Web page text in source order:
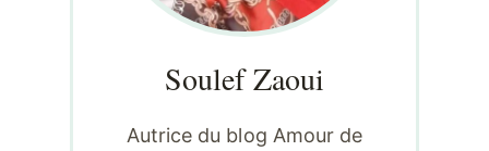
Soulef Zaoui
Autrice du blog Amour de